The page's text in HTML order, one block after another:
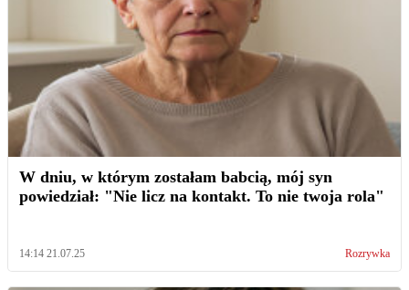
W dniu, w którym zostałam babcią, mój syn
powiedział: "Nie licz na kontakt. To nie twoja rola"
14:14 21.07.25 Rozrywka